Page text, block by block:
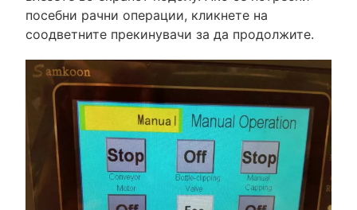
посебни рачни операции, кликнете на
соодветните прекинувачи за да продолжите.